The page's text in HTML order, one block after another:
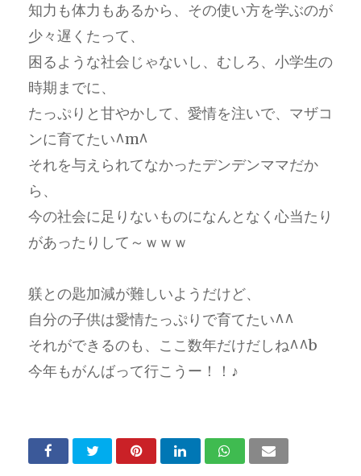
知力も体力もあるから、その使い方を学ぶのが
少々遅くたって、
困るような社会じゃないし、むしろ、小学生の
時期までに、
たっぷりと甘やかして、愛情を注いで、マザコ
ンに育てたい^m^
それを与えられてなかったデンデンママだか
ら、
今の社会に足りないものになんとなく心当たり
があったりして～ｗｗｗ
躾との匙加減が難しいようだけど、
自分の子供は愛情たっぷりで育てたい^^
それができるのも、ここ数年だけだしね^^b
今年もがんばって行こうー！！♪